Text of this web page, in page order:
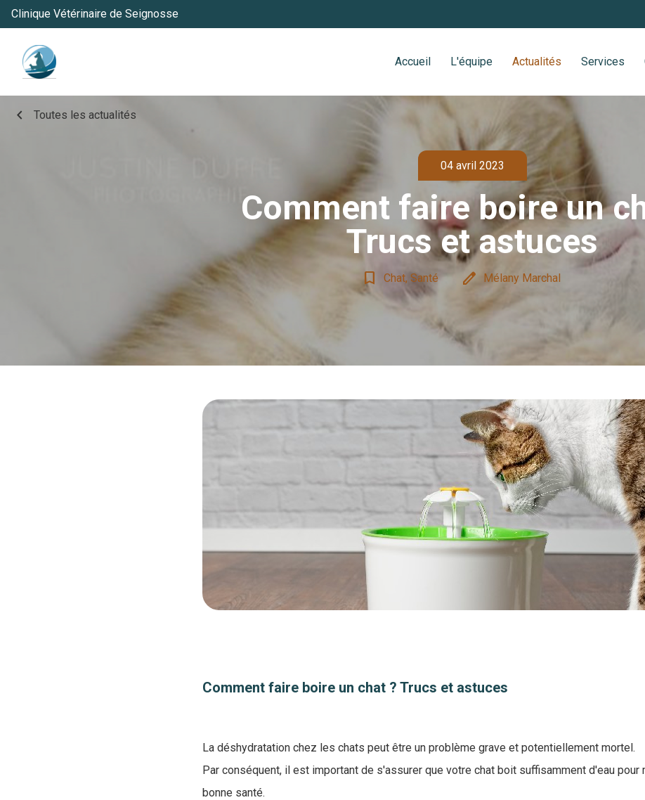
Clinique Vétérinaire de Seignosse
Accueil L'équipe Actualités Services
chevron_left Toutes les actualités
04 avril 2023
Comment faire boire un
Trucs et astuces
bookmark_border Chat, Santé edit Mélany Marchal
Comment faire boire un chat ? Trucs et astuces
La déshydratation chez les chats peut être un problème grave et potentiellement mortel.
Par conséquent, il est important de s'assurer que votre chat boit suffisamment d'eau pour
bonne santé.